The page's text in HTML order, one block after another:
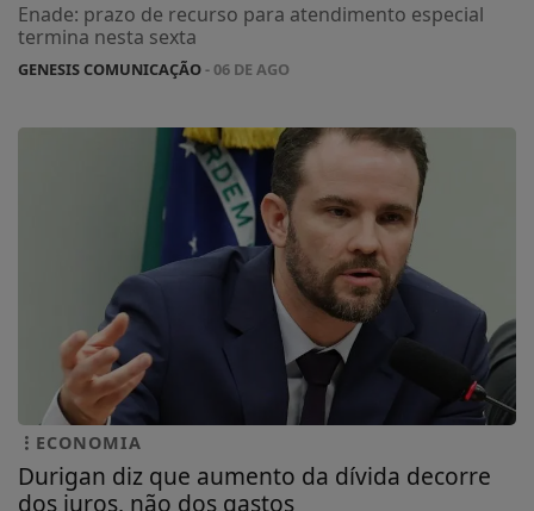
Enade: prazo de recurso para atendimento especial
termina nesta sexta
GENESIS COMUNICAÇÃO- 06 DE AGO
ECONOMIA
Durigan diz que aumento da dívida decorre
dos juros, não dos gastos